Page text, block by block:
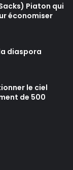
Piaton qui
économiser
diaspora
le ciel
de 500